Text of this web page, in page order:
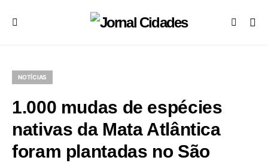
NOTÍCIAS
1.000 mudas de espécies
nativas da Mata Atlântica
foram plantadas no São